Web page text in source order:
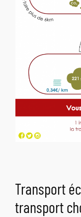
Transport
transport